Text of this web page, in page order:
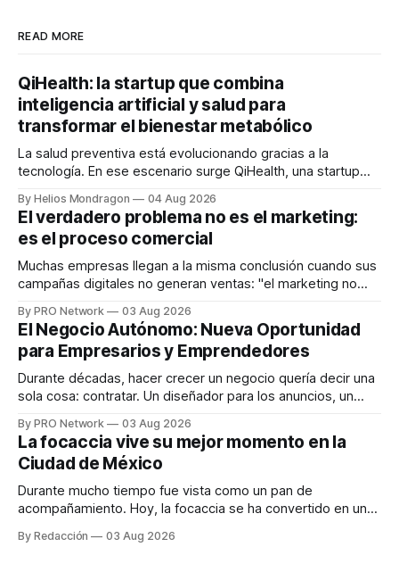
READ MORE
QiHealth: la startup que combina
inteligencia artificial y salud para
transformar el bienestar metabólico
La salud preventiva está evolucionando gracias a la
tecnología. En ese escenario surge QiHealth, una startup
dispositivos inteligentes, inteligencia artificial y monitoreo
en tiempo real para ayudar a las personas a tomar mejores
decisiones sobre su salud metabólica. Su propuesta busca
responder
By Helios Mondragon 04 Aug 2026
El verdadero problema no es el marketing:
es el proceso comercial
Muchas empresas llegan a la misma conclusión cuando sus
campañas digitales no generan ventas: "el marketing no
INTERIUS, el problema suele estar en otro lugar. Durante
una entrevista para el podcast SER PRO, el especialista en
marketing digital explicó que
By PRO Network 03 Aug 2026
El Negocio Autónomo: Nueva Oportunidad
para Empresarios y Emprendedores
Durante décadas, hacer crecer un negocio quería decir una
sola cosa: contratar. Un diseñador para los anuncios, un
para los textos, alguien que supiera de publicidad digital
para encontrar prospectos, un vendedor para atender
llamadas y mensajes, y —con suerte— una persona
By PRO Network 03 Aug 2026
La focaccia vive su mejor momento en la
Ciudad de México
Durante mucho tiempo fue vista como un pan de
acompañamiento. Hoy, la focaccia se ha convertido en uno
artesanal, ingredientes de calidad y experiencias que
By Redacción 03 Aug 2026